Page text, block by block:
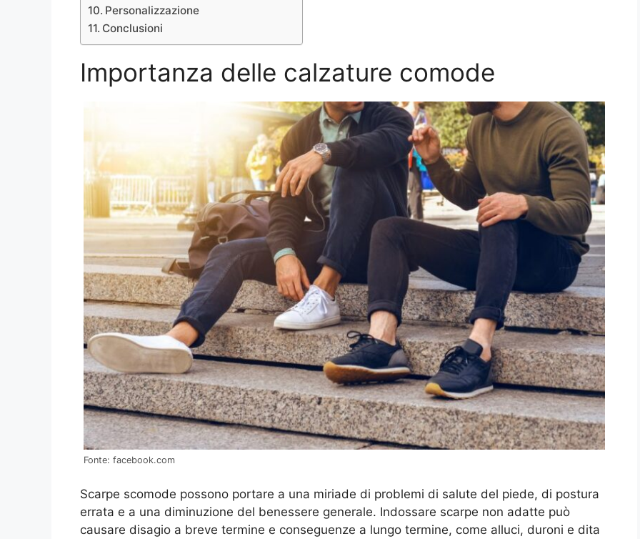
Personalizzazione
Conclusioni
Importanza delle calzature comode
Fonte: facebook.com
Scarpe scomode possono portare a una miriade di problemi di salute del piede, di postura
errata e a una diminuzione del benessere generale. Indossare scarpe non adatte può
causare disagio a breve termine e conseguenze a lungo termine, come alluci, duroni e dita